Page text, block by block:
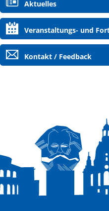
überspringen
Aktuelles
Veranstaltungs- und
Kontakt / Feedback